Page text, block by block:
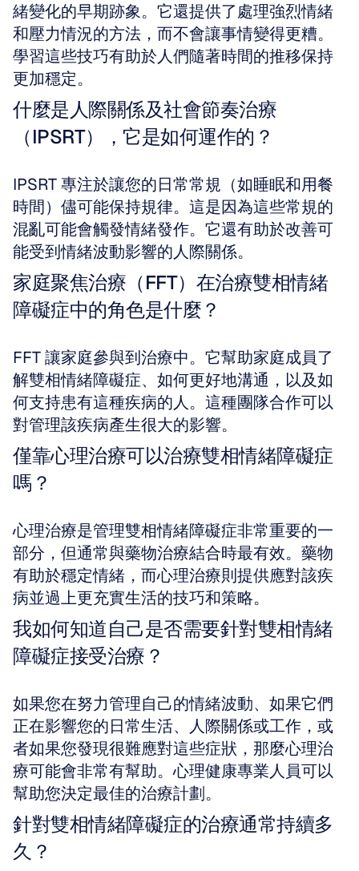
緒變化的早期跡象。它還提供了處理強烈情緒
和壓力情況的方法，而不會讓事情變得更糟。
學習這些技巧有助於人們隨著時間的推移保持
更加穩定。
什麼是人際關係及社會節奏治療
（IPSRT），它是如何運作的？
IPSRT 專注於讓您的日常常規（如睡眠和用餐
時間）儘可能保持規律。這是因為這些常規的
混亂可能會觸發情緒發作。它還有助於改善可
能受到情緒波動影響的人際關係。
家庭聚焦治療（FFT）在治療雙相情緒
障礙症中的角色是什麼？
FFT 讓家庭參與到治療中。它幫助家庭成員了
解雙相情緒障礙症、如何更好地溝通，以及如
何支持患有這種疾病的人。這種團隊合作可以
對管理該疾病產生很大的影響。
僅靠心理治療可以治療雙相情緒障礙症
嗎？
心理治療是管理雙相情緒障礙症非常重要的一
部分，但通常與藥物治療結合時最有效。藥物
有助於穩定情緒，而心理治療則提供應對該疾
病並過上更充實生活的技巧和策略。
我如何知道自己是否需要針對雙相情緒
障礙症接受治療？
如果您在努力管理自己的情緒波動、如果它們
正在影響您的日常生活、人際關係或工作，或
者如果您發現很難應對這些症狀，那麼心理治
療可能會非常有幫助。心理健康專業人員可以
幫助您決定最佳的治療計劃。
針對雙相情緒障礙症的治療通常持續多
久？